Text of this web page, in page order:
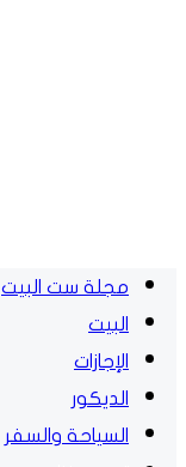
مجلة ست البيت
البيت
الإجازات
الديكور
السياحة والسفر